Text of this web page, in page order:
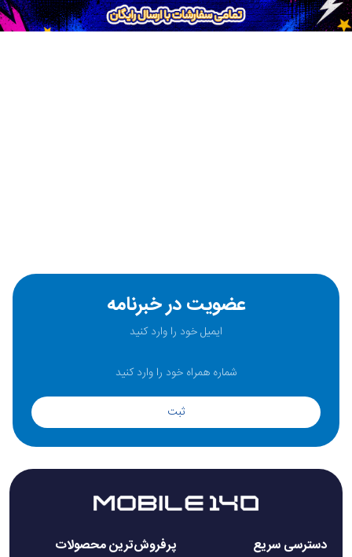
عضویت در خبرنامه
ثبت
دسترسی سریع پرفروش‌ترین محصولات